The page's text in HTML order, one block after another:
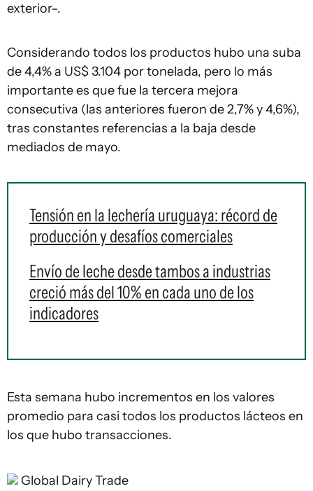
exterior–.
Considerando todos los productos hubo una suba
de 4,4% a US$ 3.104 por tonelada, pero lo más
importante es que fue la tercera mejora
consecutiva (las anteriores fueron de 2,7% y 4,6%),
tras constantes referencias a la baja desde
mediados de mayo.
Tensión en la lechería uruguaya: récord de
producción y desafíos comerciales
Envío de leche desde tambos a industrias
creció más del 10% en cada uno de los
indicadores
Esta semana hubo incrementos en los valores
promedio para casi todos los productos lácteos en
los que hubo transacciones.
Global Dairy Trade